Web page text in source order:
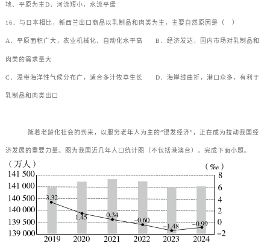
地、平原为主D．河流短小，水流平缓
16．与日本相比，新西兰出口商品以乳制品和肉类为主，主要自然原因是（ ）
A．平原面积广大，农业机械化、自动化水平高 B．经济发达，国内市场对乳制品和
肉类的需求量大
C．温带海洋性气候分布广，适合多汁牧草生长 D．海岸线曲折，港口众多，有利于
乳制品和肉类出口
随着老龄化社会的到来，以服务老年人为主的“银发经济”，正在成为拉动我国经
济发展的重要力量。图为我国近几年人口统计图（不包括港澳台）。完成下面小题。